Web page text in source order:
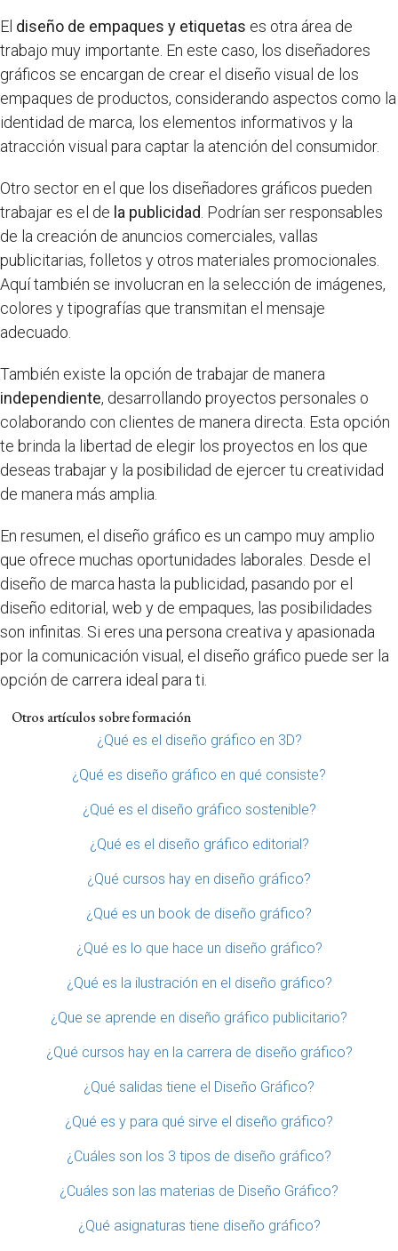
El diseño de empaques y etiquetas es otra área de
trabajo muy importante. En este caso, los diseñadores
gráficos se encargan de crear el diseño visual de los
empaques de productos, considerando aspectos como la
identidad de marca, los elementos informativos y la
atracción visual para captar la atención del consumidor.
Otro sector en el que los diseñadores gráficos pueden
trabajar es el de la publicidad . Podrían ser responsables
de la creación de anuncios comerciales, vallas
publicitarias, folletos y otros materiales promocionales.
Aquí también se involucran en la selección de imágenes,
colores y tipografías que transmitan el mensaje
adecuado.
También existe la opción de trabajar de manera
independiente, desarrollando proyectos personales o
colaborando con clientes de manera directa. Esta opción
te brinda la libertad de elegir los proyectos en los que
deseas trabajar y la posibilidad de ejercer tu creatividad
de manera más amplia.
En resumen, el diseño gráfico es un campo muy amplio
que ofrece muchas oportunidades laborales. Desde el
diseño de marca hasta la publicidad, pasando por el
diseño editorial, web y de empaques, las posibilidades
son infinitas. Si eres una persona creativa y apasionada
por la comunicación visual, el diseño gráfico puede ser la
opción de carrera ideal para ti.
Otros artículos sobre formación
¿Qué es el diseño gráfico en 3D?
¿Qué es diseño gráfico en qué consiste?
¿Qué es el diseño gráfico sostenible?
¿Qué es el diseño gráfico editorial?
¿Qué cursos hay en diseño gráfico?
¿Qué es un book de diseño gráfico?
¿Qué es lo que hace un diseño gráfico?
¿Qué es la ilustración en el diseño gráfico?
¿Que se aprende en diseño gráfico publicitario?
¿Qué cursos hay en la carrera de diseño gráfico?
¿Qué salidas tiene el Diseño Gráfico?
¿Qué es y para qué sirve el diseño gráfico?
¿Cuáles son los 3 tipos de diseño gráfico?
¿Cuáles son las materias de Diseño Gráfico?
¿Qué asignaturas tiene diseño gráfico?